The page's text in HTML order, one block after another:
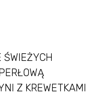
ŚWIEŻYCH
Z KREWETKAMI